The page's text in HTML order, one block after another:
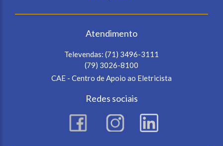
Atendimento
Televendas: (71) 3496-3111
(79) 3026-8100
CAE - Centro de Apoio ao Eletricista
Redes sociais